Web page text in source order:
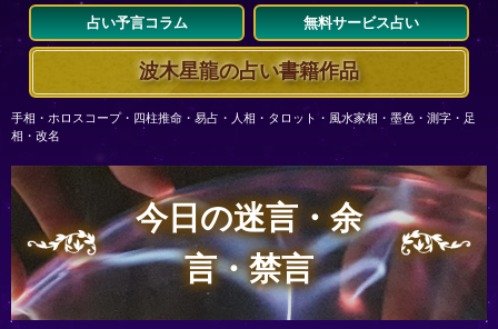
占い予言コラム 無料サービス占い
波木星龍の占い書籍作品
手相・ホロスコープ・四柱推命・易占・人相・タロット・風水家相・墨色・測字・足
相・改名
今日の迷言・余
言・禁言